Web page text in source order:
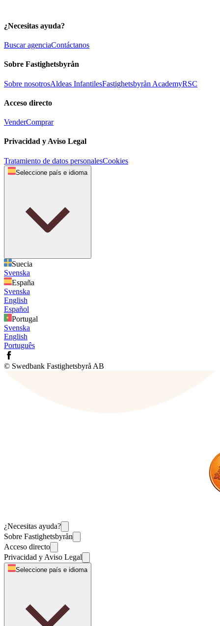
¿Necesitas ayuda?
Buscar agenciaContáctanos
Sobre Fastighetsbyrån
Sobre nosotrosAldeas InfantilesFastighetsbyrån AcademyRSC
Acceso directo
VenderComprar
Privacidad y Aviso Legal
Tratamiento de datos personalesCookies
Seleccione país e idioma
Suecia
Svenska
España
Svenska
English
Español
Portugal
Svenska
English
Português
© Swedbank Fastighetsbyrå AB
¿Necesitas ayuda?
Sobre Fastighetsbyrån
Acceso directo
Privacidad y Aviso Legal
Seleccione país e idioma